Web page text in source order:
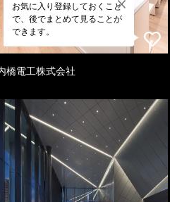
お気に入り登録しておくこと
で、後でまとめて見ることが
できます。
橋電工株式会社